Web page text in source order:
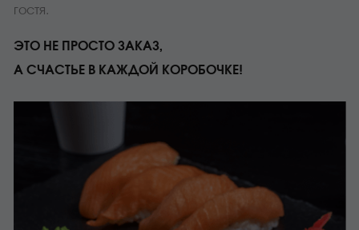
гостя.
ЭТО НЕ ПРОСТО ЗАКАЗ,
А СЧАСТЬЕ В КАЖДОЙ КОРОБОЧКЕ!